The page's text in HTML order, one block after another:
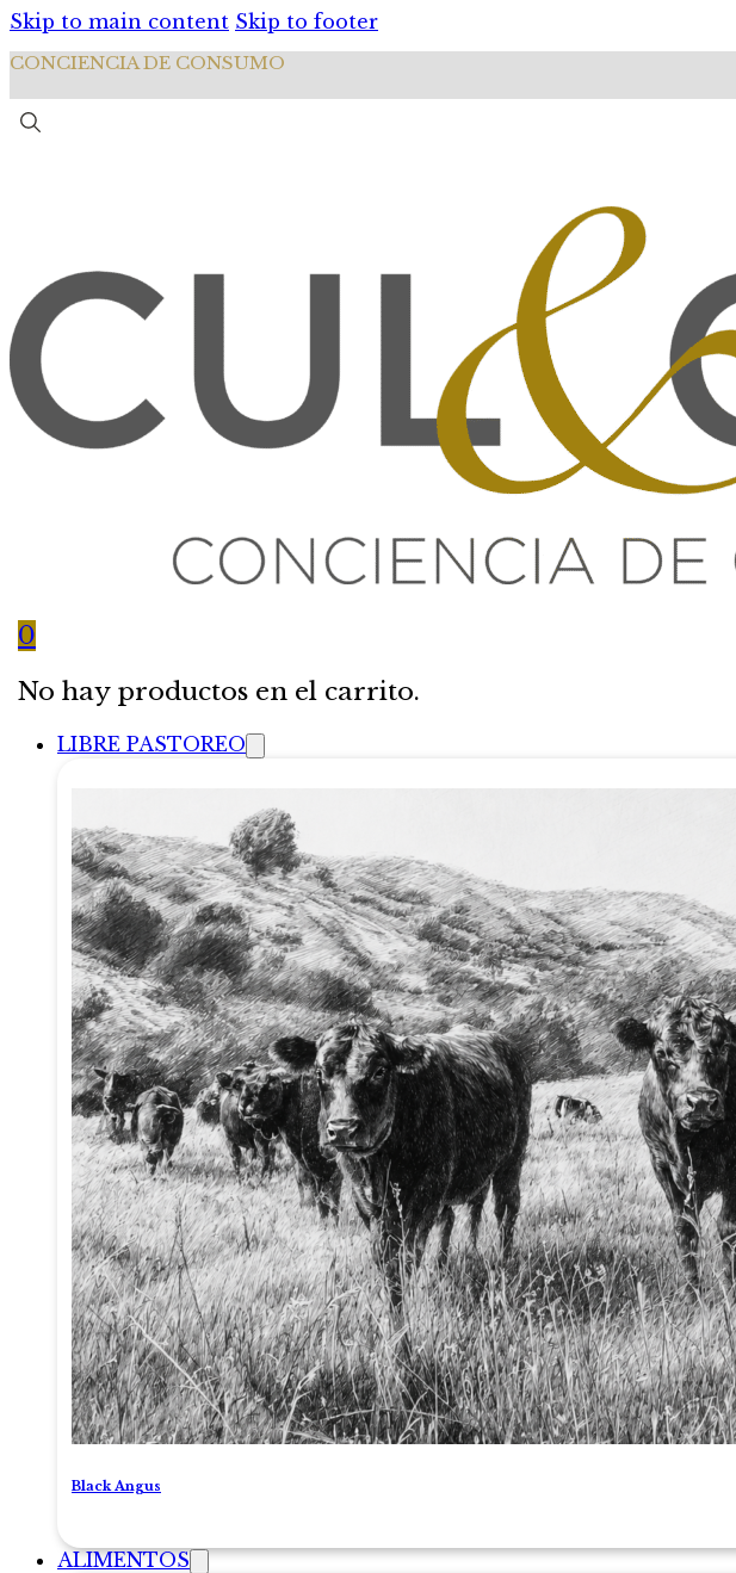
Skip to main content Skip to footer
CONCIENCIA DE CONSUMO
0
No hay productos en el carrito.
LIBRE PASTOREO
Black Angus
ALIMENTOS